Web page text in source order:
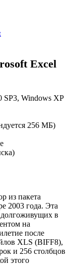
Excel
SP3, Windows XP
256 МБ)
из пакета
2003 года. Эта
долгоживущих в
на
после
XLS (BIFF8),
и 256 столбцов
этого